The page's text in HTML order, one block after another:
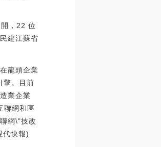
，22 位
建江蘇省
龍頭企業
擎。目前
業企業
聯網和區
網\"技改
代快報)